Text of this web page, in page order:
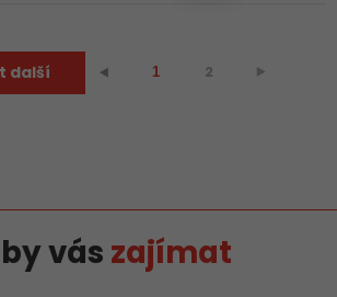
další ⯇ 1 2 ⯈
vás zajímat